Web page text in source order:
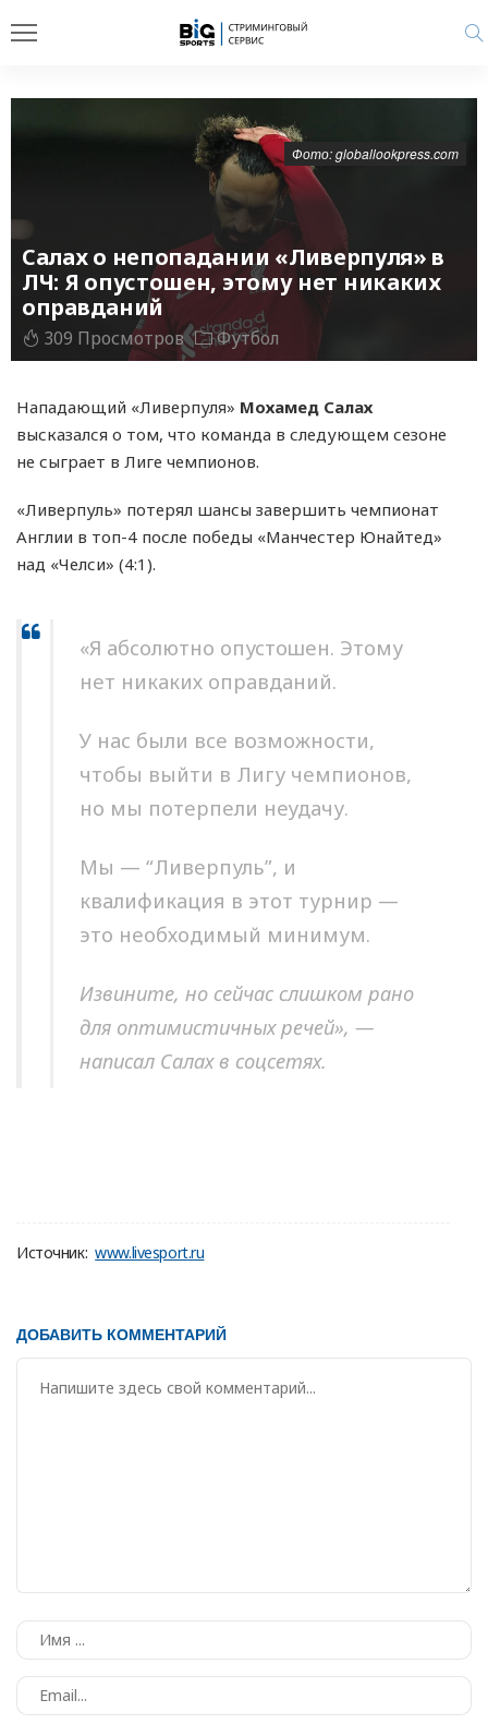
Салах о непопадании «Ливерпуля» в
ЛЧ: Я опустошен, этому нет никаких
оправданий
309 Просмотров Футбол
Фото: globallookpress.com
Нападающий «Ливерпуля» Мохамед Салах
высказался о том, что команда в следующем сезоне
не сыграет в Лиге чемпионов.
«Ливерпуль» потерял шансы завершить чемпионат
Англии в топ-4 после победы «Манчестер Юнайтед»
над «Челси» (4:1).
«Я абсолютно опустошен. Этому
нет никаких оправданий.
У нас были все возможности,
чтобы выйти в Лигу чемпионов,
но мы потерпели неудачу.
Мы — “Ливерпуль”, и
квалификация в этот турнир —
это необходимый минимум.
Извините, но сейчас слишком рано
для оптимистичных речей», —
написал Салах в соцсетях.
Источник: www.livesport.ru
ДОБАВИТЬ КОММЕНТАРИЙ